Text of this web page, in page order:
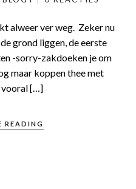
alweer ver weg. Zeker nu
grond liggen, de eerste
-sorry-zakdoeken je om
maar koppen thee met
vooral […]
READING